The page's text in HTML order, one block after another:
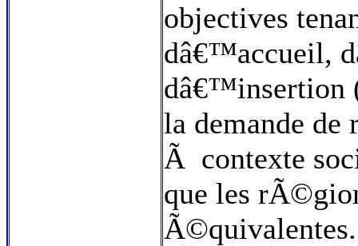
objectives
dâ€™accueil,
dâ€™insertion
la demande de
Ã contexte
que les